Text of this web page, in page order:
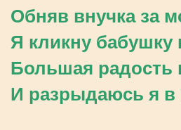
Обняв внучка за
Я кликну бабушку
Большая радость
И разрыдаюсь я